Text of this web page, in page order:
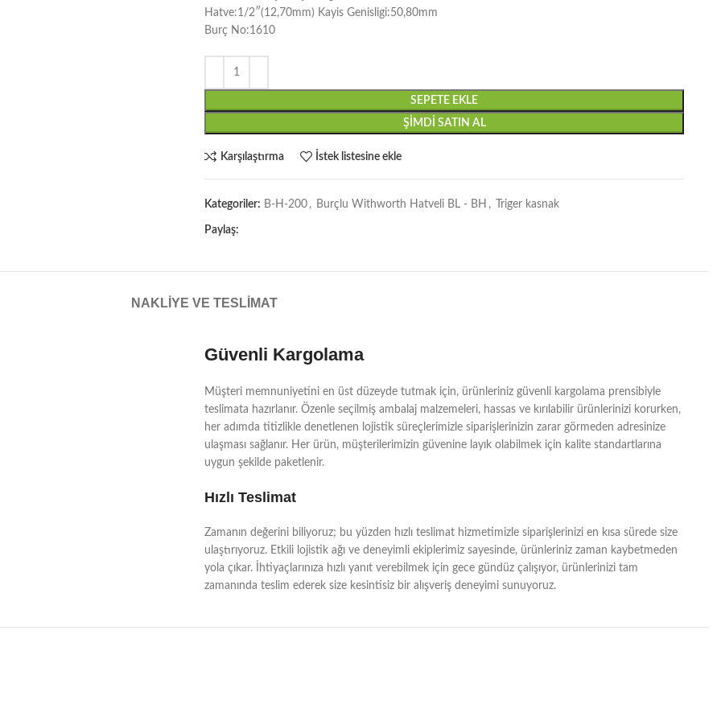
Hatve:1/2″(12,70mm) Kayis Genisligi:50,80mm
Burç No:1610
SEPETE EKLE
ŞIMDI SATIN AL
Karşılaştırma İstek listesine ekle
Kategoriler: B-H-200 , Burçlu Withworth Hatveli BL - BH , Triger kasnak
Paylaş:
NAKLIYE VE TESLIMAT
Güvenli Kargolama
Müşteri memnuniyetini en üst düzeyde tutmak için, ürünleriniz güvenli kargolama prensibiyle
teslimata hazırlanır. Özenle seçilmiş ambalaj malzemeleri, hassas ve kırılabilir ürünlerinizi korurken,
her adımda titizlikle denetlenen lojistik süreçlerimizle siparişlerinizin zarar görmeden adresinize
ulaşması sağlanır. Her ürün, müşterilerimizin güvenine layık olabilmek için kalite standartlarına
uygun şekilde paketlenir.
Hızlı Teslimat
Zamanın değerini biliyoruz; bu yüzden hızlı teslimat hizmetimizle siparişlerinizi en kısa sürede size
ulaştırıyoruz. Etkili lojistik ağı ve deneyimli ekiplerimiz sayesinde, ürünleriniz zaman kaybetmeden
yola çıkar. İhtiyaçlarınıza hızlı yanıt verebilmek için gece gündüz çalışıyor, ürünlerinizi tam
zamanında teslim ederek size kesintisiz bir alışveriş deneyimi sunuyoruz.